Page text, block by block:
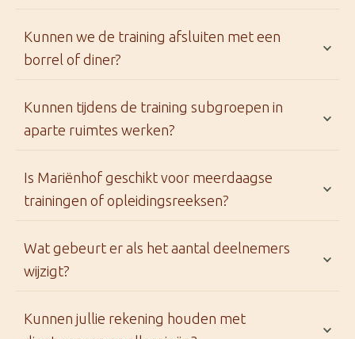
Kunnen we de training afsluiten met een
borrel of diner?
Kunnen tijdens de training subgroepen in
aparte ruimtes werken?
Is Mariënhof geschikt voor meerdaagse
trainingen of opleidingsreeksen?
Wat gebeurt er als het aantal deelnemers
wijzigt?
Kunnen jullie rekening houden met